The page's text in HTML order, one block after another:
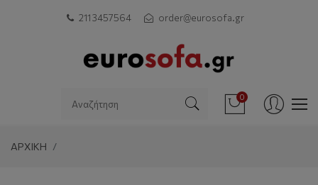
211 3457564 order@eurosofa.gr
0
ΑΡΧΙΚΗ